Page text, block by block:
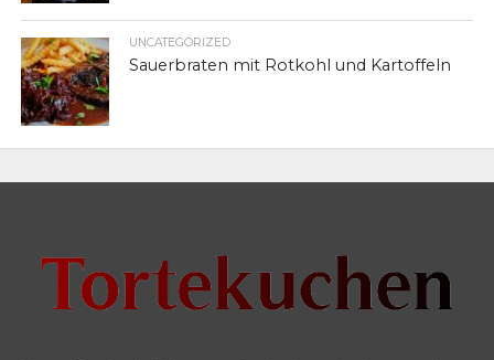
UNCATEGORIZED
Sauerbraten mit Rotkohl und Kartoffeln